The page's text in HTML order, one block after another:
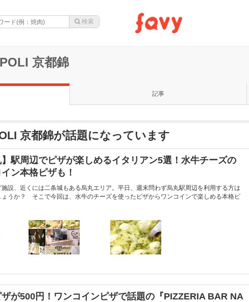
京都錦
記事
京都錦が話題になっています
】駅周辺でピザが楽しめるイタリアン5選！水牛チーズの
ン本格ピザも！
設、近くには二条城もある烏丸エリア。平日、週末問わず烏丸駅周辺を利用する方は
ょうか？ そこで今回は、水牛のチーズを使ったピザからワンコインで楽しめる本格ピ
が500円！ワンコインピザで話題の『PIZZERIA BAR NA